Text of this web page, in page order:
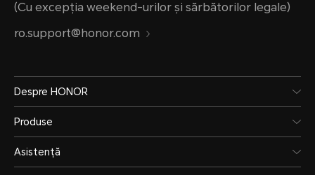
(Cu excepția weekend-urilor și sărbătorilor legale)
ro.support@honor.com
Despre HONOR
Produse
Asistență